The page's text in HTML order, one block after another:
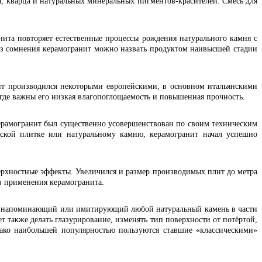
повторяет естественные процессы рождения натурального камня с
керамогранит можно назвать продуктом наивысшей стадии
производился некоторыми европейскими, в основном итальянскими
важны его низкая влагопоглощаемость и повышенная прочность.
был существенно усовершенствован по своим техническим
плитке или натуральному камню, керамогранит начал успешно
эффекты. Увеличился и размер производимых плит до метра
применения керамогранита.
напоминающий или имитирующий любой натуральный камень в части
делать глазурирование, изменять тип поверхности от потёртой,
популярностью пользуются ставшие «классическими»